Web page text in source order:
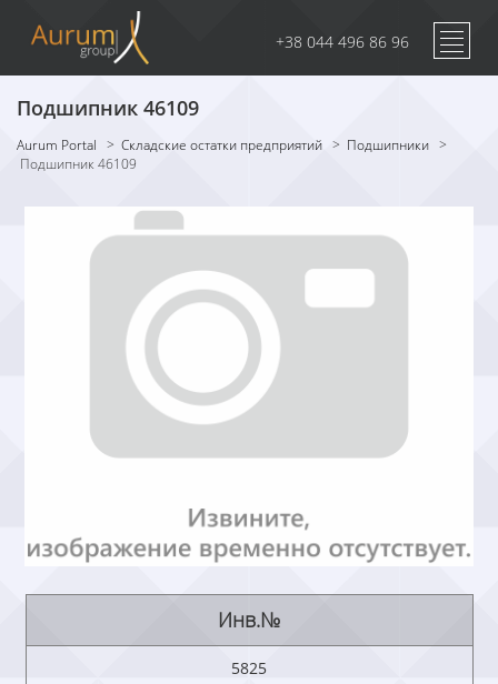
+38 044 496 86 96
Подшипник 46109
Aurum Portal > Складские остатки предприятий > Подшипники >
Подшипник 46109
Инв.№
5825